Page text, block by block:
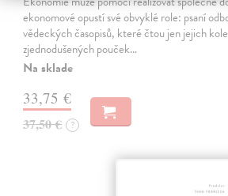
ekonomové opustí své obvyklé role: psaní
vědeckých časopisů, které čtou jen jejich
zjednodušených pouček…
Na sklade
33,75 €
37,50 € ?